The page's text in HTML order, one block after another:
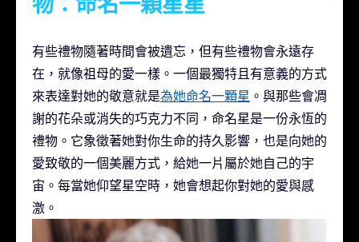
有些禮物隨著時間會被遺忘，但有些禮物會永遠存
在，就像祖母的愛一樣。一個最獨特且有意義的方式
來表達對她的敬意就是為她命名一顆星 。與那些會凋
謝的花朵或消失的巧克力不同，命名星是一份永恆的
禮物。它象徵著她對你生命的持久影響，也是向她的
愛致敬的一個美麗方式，給她一片屬於她自己的宇
宙。每當她仰望星空時，她會想起你對她的愛與感
激。